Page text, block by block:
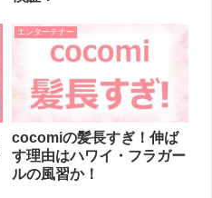
エンターテナー
cocomiの髪長すぎ！伸ば
す理由はハワイ・フラガー
ルの風習か！